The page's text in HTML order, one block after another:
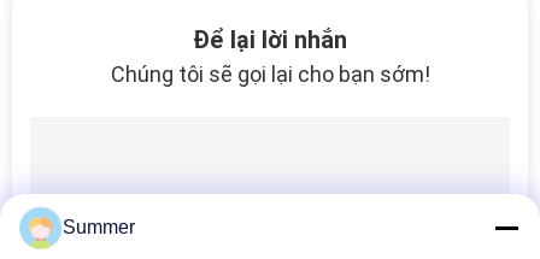
Máy vẽ vải
Để lại lời nhắn
Chúng tôi sẽ gọi lại cho bạn sớm!
Summer